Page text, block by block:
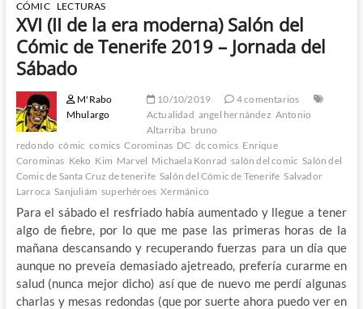
CÓMIC LECTURAS
XVI (II de la era moderna) Salón del
Cómic de Tenerife 2019 – Jornada del
Sábado
M'Rabo
Mhulargo
10/10/2019
4 comentarios
Actualidad angel hernández Antonio
Altarriba bruno
redondo cómic comics Corominas DC dc comics Enrique
Corominas Keko Kim Marvel Michaela Konrad salón del comic Salón del
Comic de Santa Cruz de tenerife Salón del Cómic de Tenerife Salvador
Larroca Sanjuliám superhéroes Xermánico
Para el sábado el resfriado había aumentado y llegue a tener
algo de fiebre, por lo que me pase las primeras horas de la
mañana descansando y recuperando fuerzas para un día que
aunque no preveía demasiado ajetreado, prefería curarme en
salud (nunca mejor dicho) así que de nuevo me perdí algunas
charlas y mesas redondas (que por suerte ahora puedo ver en